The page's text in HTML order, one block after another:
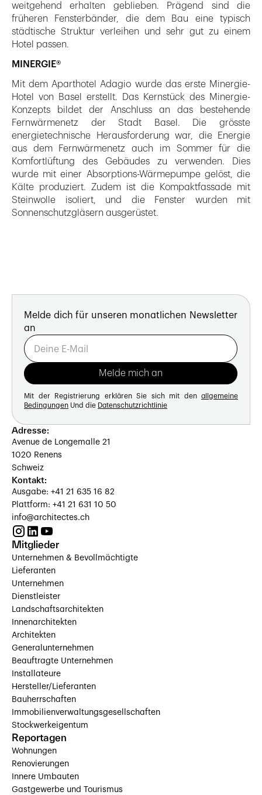
weitgehend erhalten geblieben. Prägend sind die
früheren Fensterbänder, die dem Bau eine typisch
städtische Struktur verleihen und sehr gut zu einem
Hotel passen.
MINERGIE®
Mit dem Aparthotel Adagio wurde das erste Minergie-
Hotel von Basel erstellt. Das Kernstück des Minergie-
Konzepts bildet der Anschluss an das bestehende
Fernwärmenetz der Stadt Basel. Die grösste
energietechnische Herausforderung war, die Energie
aus dem Fernwärmenetz auch im Sommer für die
Komfortlüftung des Gebäudes zu verwenden. Dies
wurde mit einer Absorptions-Wärmepumpe gelöst, die
Kälte produziert. Zudem ist die Kompaktfassade mit
Steinwolle isoliert, und die Fenster wurden mit
Sonnenschutzgläsern ausgerüstet.
Melde dich für unseren monatlichen Newsletter
an
Mit der Registrierung erklären Sie sich mit den allgemeine
Bedingungen Und die Datenschutzrichtlinie
Adresse:
Avenue de Longemalle 21
1020 Renens
Schweiz
Kontakt:
Ausgabe: +41 21 635 16 82
Plattform: +41 21 631 10 50
info@architectes.ch
Mitglieder
Unternehmen & Bevollmächtigte
Lieferanten
Unternehmen
Dienstleister
Landschaftsarchitekten
Innenarchitekten
Architekten
Generalunternehmen
Beauftragte Unternehmen
Installateure
Hersteller/Lieferanten
Bauherrschaften
Immobilienverwaltungsgesellschaften
Stockwerkeigentum
Reportagen
Wohnungen
Renovierungen
Innere Umbauten
Gastgewerbe und Tourismus